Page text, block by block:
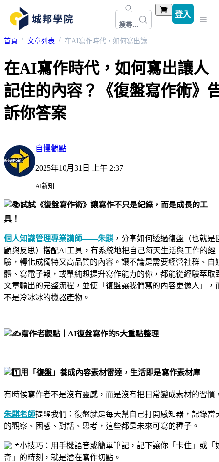
搜尋...
登入
首頁 文章列表 在AI寫作時代，如何寫出讓人記住的內容？《復盤寫作術》告訴你答案
在AI寫作時代，如何寫出讓人
記住的內容？《復盤寫作術》
訴你答案
自慢觀點
2025年10月31日 上午 2:37
AI新知
試試《復盤寫作術》讓寫作不只是紀錄，而是成長的工
具！
個人知識管理專業講師——朱騏，分享如何透過復盤（也就是
顧與反思）搭配AI工具，有系統地把自己每天生活與工作的經
驗，轉化成獨特又高品質的內容。讓不論是需要經營社群、自
體、寫電子報，或單純想提升寫作能力的你，都能從經驗萃取
文章輸出的完整流程，並使「復盤讓我們寫的內容更像人」，
不是冷冰冰的機器產物。
寫作者觀點｜AI復盤寫作的5大重點整理
用「復盤」養成內容素材雷達，生活即是寫作素材庫
有時候寫作者不是沒有靈感，而是沒有把日常變成素材的習慣
朱騏老師提醒我們：復盤就是每天幫自己打開感知器，記錄當
的觀察、困惑、對話、思考，這些都是未來可寫的種子。
小技巧：用手機語音或簡單筆記，記下讓你「卡住」或「
奇」的時刻，就是潛在寫作切點。